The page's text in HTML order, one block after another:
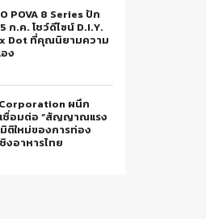
POVA 8 Series ปัก
ก.ค. โชว์ดีไซน์ D.I.Y.
Dot ที่คุณนิยามความ
ง
ผนึก
ชื่อมต่อ “สัญญาณแรง
มิติใหม่ของการท่อง
งอาหารไทย